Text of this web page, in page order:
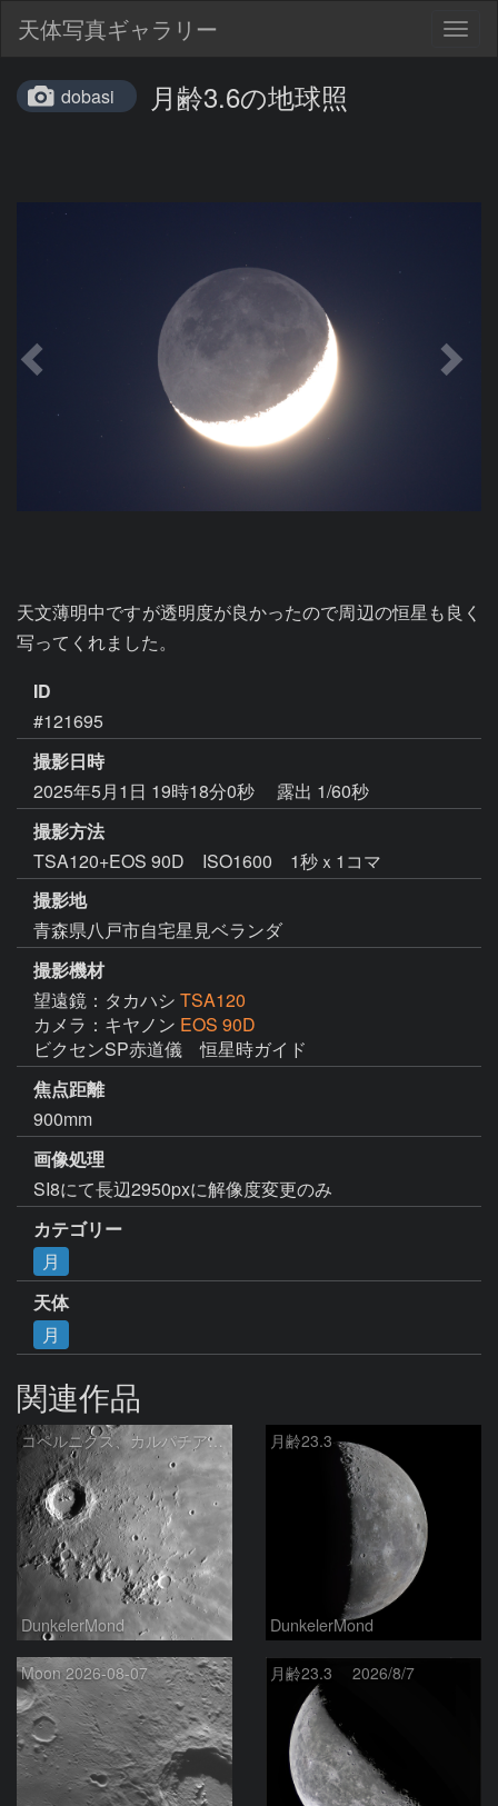
天体写真ギャラリー
dobasi 月齢3.6の地球照
天文薄明中ですが透明度が良かったので周辺の恒星も良く
写ってくれました。
ID
#121695
撮影日時
2025年5月1日 19時18分0秒
露出 1/60秒
撮影方法
TSA120+EOS 90D ISO1600 1秒ｘ1コマ
撮影地
青森県八戸市自宅星見ベランダ
撮影機材
望遠鏡：タカハシ TSA120
カメラ：キヤノン EOS 90D
ビクセンSP赤道儀　恒星時ガイド
焦点距離
900mm
画像処理
SI8にて長辺2950pxに解像度変更のみ
カテゴリー
月
天体
月
関連作品
コペルニクス、カルパチア山脈付近
DunkelerMond
月齢23.3
DunkelerMond
Moon 2026-08-07 月齢23.3 2026/8/7